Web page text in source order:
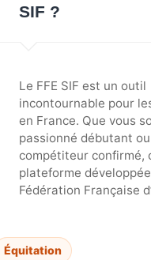
SIF ?
Le FFE SIF est un outil
incontournable pour
en France. Que vous
passionné débutant
compétiteur confirmé,
plateforme
Fédération Française
Équitation